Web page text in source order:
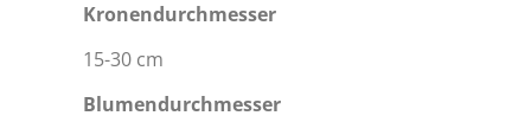
Kronendurchmesser
15-30 cm
Blumendurchmesser